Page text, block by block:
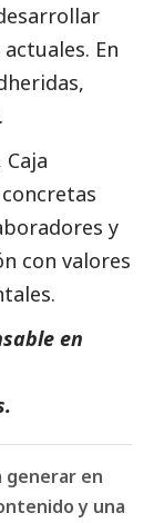
En
.
Caja
y
con valores
en
generar en
y una